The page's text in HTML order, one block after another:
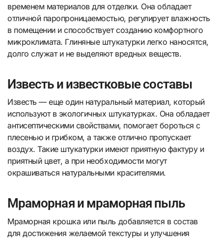
временем материалов для отделки. Она обладает
отличной паропроницаемостью, регулирует влажность
в помещении и способствует созданию комфортного
микроклимата. Глиняные штукатурки легко наносятся,
долго служат и не выделяют вредных веществ.
Известь и известковые составы
Известь — еще один натуральный материал, который
используют в экологичных штукатурках. Она обладает
антисептическими свойствами, помогает бороться с
плесенью и грибком, а также отлично пропускает
воздух. Такие штукатурки имеют приятную фактуру и
приятный цвет, а при необходимости могут
окрашиваться натуральными красителями.
Мраморная и мраморная пыль
Мраморная крошка или пыль добавляется в состав
для достижения желаемой текстуры и улучшения